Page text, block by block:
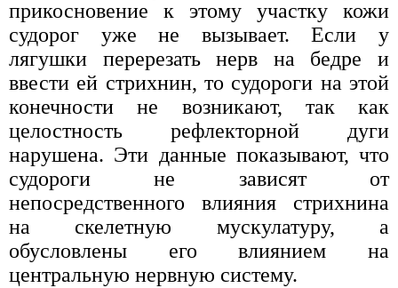
прикосновение к этому участку кожи
судорог уже не вызывает. Если у
лягушки перерезать нерв на бедре и
ввести ей стрихнин, то судороги на этой
конечности не возникают, так как
целостность рефлекторной дуги
нарушена. Эти данные показывают, что
судороги не зависят от
непосредственного влияния стрихнина
на скелетную мускулатуру, а
обусловлены его влиянием на
центральную нервную систему.